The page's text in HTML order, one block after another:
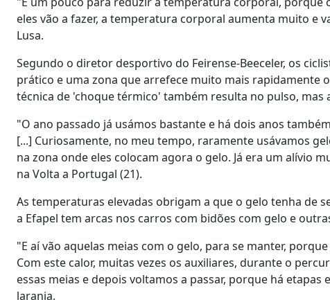
eles vão a fazer, a temperatura corporal aumenta muito e
Lusa.
Segundo o diretor desportivo do Feirense-Beeceler, os
prático e uma zona que arrefece muito mais rapidamente
técnica de 'choque térmico' também resulta no pulso, mas
"O ano passado já usámos bastante e há dois anos
[...] Curiosamente, no meu tempo, raramente usávamos
na zona onde eles colocam agora o gelo. Já era um alívio
na Volta a Portugal (21).
As temperaturas elevadas obrigam a que o gelo tenha de
a Efapel tem arcas nos carros com bidões com gelo e
"E aí vão aquelas meias com o gelo, para se manter,
Com este calor, muitas vezes os auxiliares, durante o
essas meias e depois voltamos a passar, porque há
laranja.